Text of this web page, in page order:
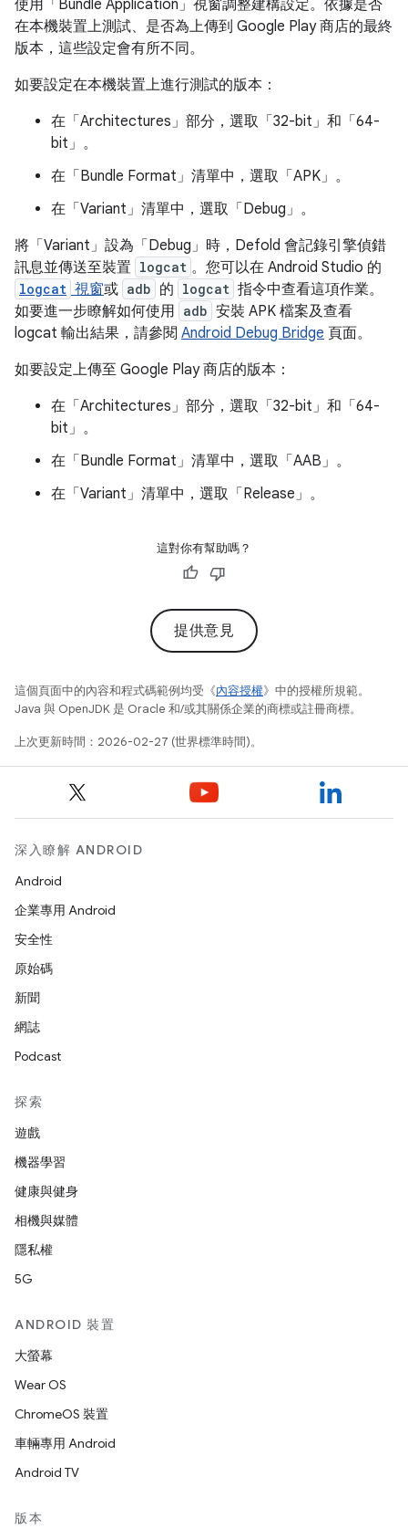
使用「Bundle Application」 視窗調整建構設定。依據是否
在本機裝置上測試、是否為上傳到 Google Play 商店的最終
版本，這些設定會有所不同。
如要設定在本機裝置上進行測試的版本：
在「Architectures」 部分，選取「32-bit」 和「64-
bit」 。
在「Bundle Format」 清單中，選取「APK」 。
在「Variant」 清單中，選取「Debug」 。
將「Variant」 設為「Debug」 時，Defold 會記錄引擎偵錯
訊息並傳送至裝置 logcat 。您可以在 Android Studio 的
logcat 視窗或 adb 的 logcat 指令中查看這項作業。
如要進一步瞭解如何使用 adb 安裝 APK 檔案及查看
logcat 輸出結果，請參閱 Android Debug Bridge 頁面。
如要設定上傳至 Google Play 商店的版本：
在「Architectures」 部分，選取「32-bit」 和「64-
bit」 。
在「Bundle Format」 清單中，選取「AAB」 。
在「Variant」 清單中，選取「Release」 。
這對你有幫助嗎？
提供意見
這個頁面中的內容和程式碼範例均受《內容授權》中的授權所規範。
Java 與 OpenJDK 是 Oracle 和/或其關係企業的商標或註冊商標。
上次更新時間：2026-02-27 (世界標準時間)。
深入瞭解 ANDROID
Android
企業專用 Android
安全性
原始碼
新聞
網誌
Podcast
探索
遊戲
機器學習
健康與健身
相機與媒體
隱私權
5G
ANDROID 裝置
大螢幕
Wear OS
ChromeOS 裝置
車輛專用 Android
Android TV
版本